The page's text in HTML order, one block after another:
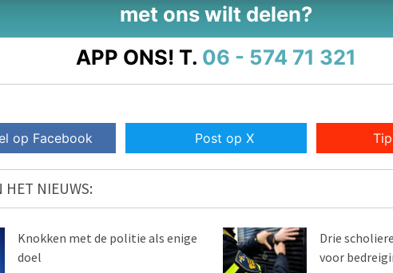
met ons wilt delen?
APP ONS! T. 06 - 574 71 321
op Facebook Post op X
HET NIEUWS:
Knokken met de politie als enige
doel
Drie
voor